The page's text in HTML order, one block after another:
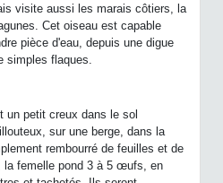
visite aussi les marais côtiers, la
Cet oiseau est capable
pièce d'eau, depuis une digue
simples flaques.
un petit creux dans le sol
sur une berge, dans la
rembourré de feuilles et de
la femelle pond 3 à 5 œufs, en